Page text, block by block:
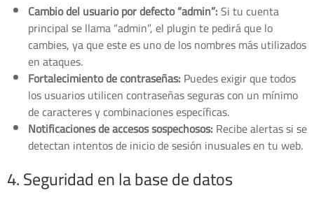
Cambio del usuario por defecto “admin”:Si tu cuenta
principal se llama “admin”, el plugin te pedirá que lo
cambies, ya que este es uno de los nombres más utilizados
en ataques.
Fortalecimiento de contraseñas: Puedes exigir que todos
los usuarios utilicen contraseñas seguras con un mínimo
de caracteres y combinaciones específicas.
Notificaciones de accesos sospechosos: Recibe alertas si se
detectan intentos de inicio de sesión inusuales en tu web.
4. Seguridad en la base de datos